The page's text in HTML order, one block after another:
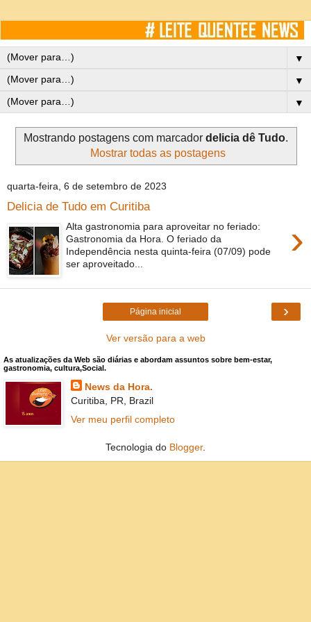
▼
▼
▼
Mostrando postagens com marcador delicia dê Tudo.
Mostrar todas as postagens
quarta-feira, 6 de setembro de 2023
Delicia de Tudo em Curitiba
›
Alta gastronomia para aproveitar no feriado:
Gastronomia da Hora. O feriado da
Independência nesta quinta-feira (07/09) pode
ser aproveitado...
›
Página inicial
Ver versão para a web
As atualizações da Web são diárias e abordam assuntos sobre bem-estar,
gastronomia, cultura,Social.
News da Hora.
Curitiba, PR, Brazil
Ver meu perfil completo
Tecnologia do Blogger.